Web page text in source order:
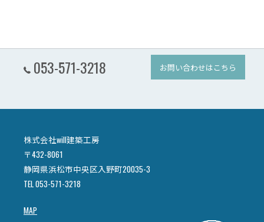
053-571-3218 お問い合わせはこちら
株式会社will建築工房
〒432-8061
静岡県浜松市中央区入野町20035-3
TEL 053-571-3218
MAP